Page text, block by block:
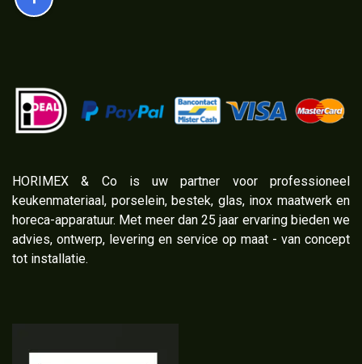
​HORIMEX & Co is uw partner voor professioneel
keukenmateriaal, porselein, bestek, glas, inox maatwerk en
horeca-apparatuur. Met meer dan 25 jaar ervaring bieden we
advies, ontwerp, levering en service op maat - van concept
tot installatie.